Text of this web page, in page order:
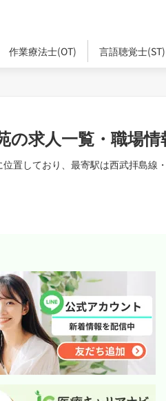
作業療法士(OT) 言語聴覚士(ST)
の求人一覧・職場情
置しており、最寄駅は西武拝島線